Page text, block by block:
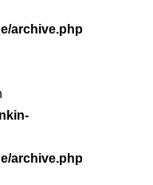
archive.php
archive.php